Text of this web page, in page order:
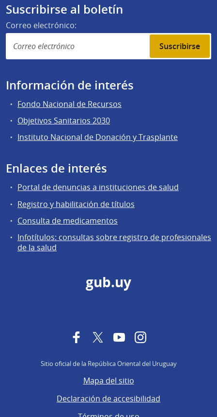
Suscribirse al boletín
Correo electrónico:
Suscribirse
Información de interés
Fondo Nacional de Recursos
Objetivos Sanitarios 2030
Instituto Nacional de Donación y Trasplante
Enlaces de interés
Portal de denuncias a instituciones de salud
Registro y habilitación de títulos
Consulta de medicamentos
Infotítulos: consultas sobre registro de profesionales
de la salud
gub.uy
FacebookTwitterYouTubeInstagram
Sitio oficial de la República Oriental del Uruguay
Mapa del sitio
Declaración de accesibilidad